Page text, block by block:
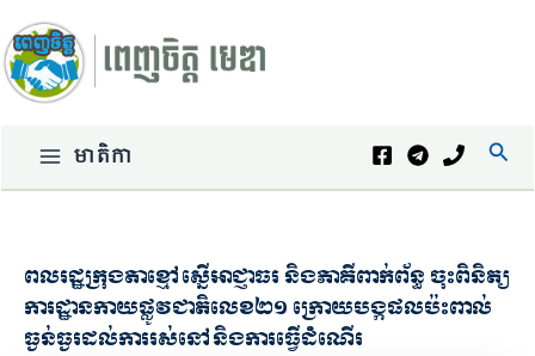
to
content
Mainមាតិកា
ពលរដ្ឋក្រុងតាខ្មៅ ស្នើអាជ្ញាធរ និងភាគីពាក់ព័ន្ធ ចុះពិនិត្យ
ការដ្ឋានកាយផ្លូវជាតិលេខ២១ ក្រោយបង្កផលប៉ះពាល់
ធ្ងន់ធ្ងរដល់ការរស់នៅ និងការធ្វើដំណើរ